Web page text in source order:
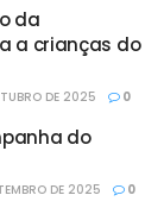
da
a crianças do
DE 2025 0
do
DE 2025 0